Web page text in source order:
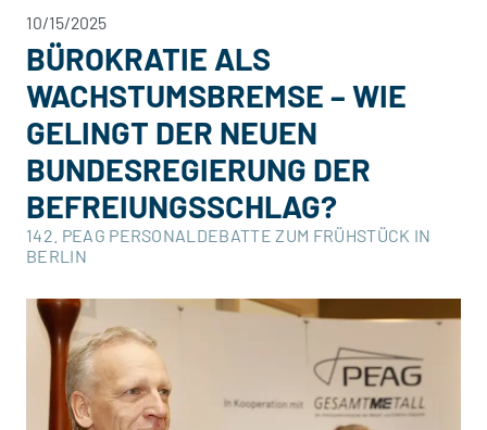
10/15/2025
BÜROKRATIE ALS
WACHSTUMSBREMSE – WIE
GELINGT DER NEUEN
BUNDESREGIERUNG DER
BEFREIUNGSSCHLAG?
142. PEAG PERSONALDEBATTE ZUM FRÜHSTÜCK IN
BERLIN